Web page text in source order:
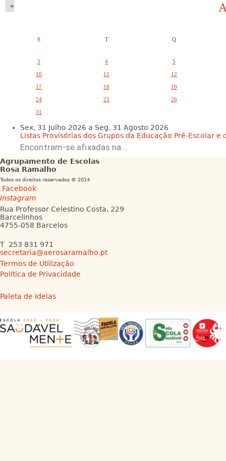
«
S T Q
3 4 5
10 11 12
17 18 19
24 25 26
31
Sex, 31 Julho 2026 a Seg, 31 Agosto 2026
Listas Provisórias dos Grupos da Educação Pré-Escolar e
Encontram-se afixadas na...
Agrupamento de Escolas
Rosa Ramalho
Todos os direitos reservados © 2014
Facebook
Instagram
Rua Professor Celestino Costa, 229
Barcelinhos
4755-058 Barcelos
T 253 831 971
secretaria@aerosaramalho.pt
Termos de Utilização
Política de Privacidade
Paleta de Ideias